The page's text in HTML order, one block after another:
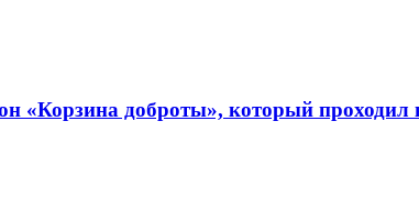
«Корзина доброты», который проходил